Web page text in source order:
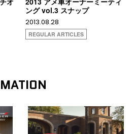
ング vol.3 スナップ
2013.08.28
REGULAR ARTICLES